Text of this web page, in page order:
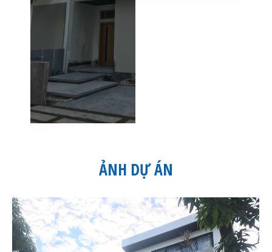
ẢNH DỰ ÁN